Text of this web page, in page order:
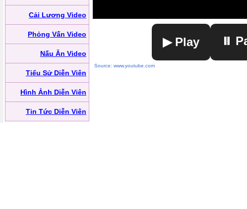
Cải Lương Video
Phỏng Vấn Video
Nấu Ăn Video
Tiểu Sử Diễn Viên
Hình Ảnh Diễn Viên
Tin Tức Diễn Viên
▶ Play ⏸
Source: www.youtube.com